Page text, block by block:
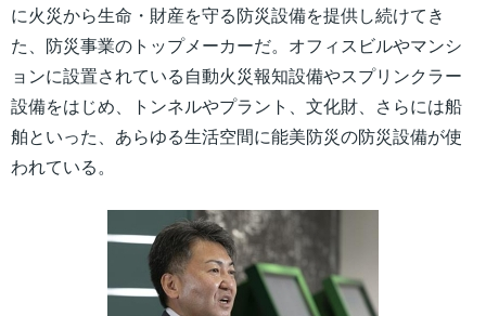
に火災から生命・財産を守る防災設備を提供し続けてき
た、防災事業のトップメーカーだ。オフィスビルやマンシ
ョンに設置されている自動火災報知設備やスプリンクラー
設備をはじめ、トンネルやプラント、文化財、さらには船
舶といった、あらゆる生活空間に能美防災の防災設備が使
われている。